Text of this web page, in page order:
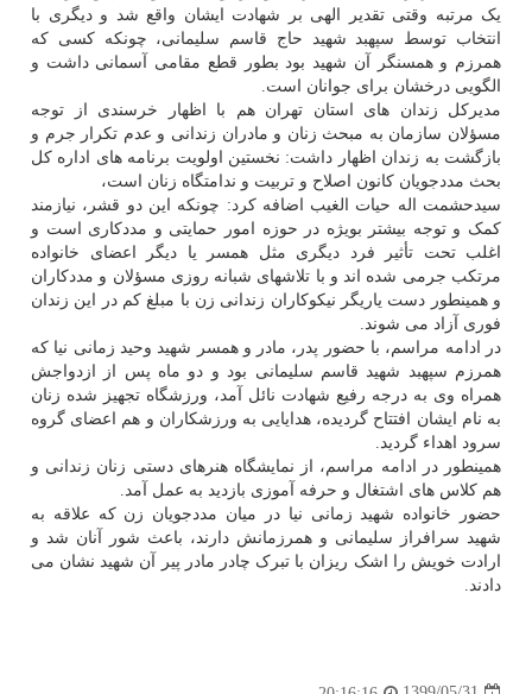
یک مرتبه وقتی تقدیر الهی بر شهادت ایشان واقع شد و دیگری با
انتخاب توسط سپهبد شهید حاج قاسم سلیمانی، چونکه کسی که
همرزم و همسنگر آن شهید بود بطور قطع مقامی آسمانی داشت و
الگویی درخشان برای جوانان است.
مدیرکل زندان های استان تهران هم با اظهار خرسندی از توجه
مسؤلان سازمان به مبحث زنان و مادران زندانی و عدم تکرار جرم و
بازگشت به زندان اظهار داشت: نخستین اولویت برنامه های اداره کل
بحث مددجویان کانون اصلاح و تربیت و ندامتگاه زنان است،
سیدحشمت اله حیات الغیب اضافه کرد: چونکه این دو قشر، نیازمند
کمک و توجه بیشتر بویژه در حوزه امور حمایتی و مددکاری است و
اغلب تحت تأثیر فرد دیگری مثل همسر یا دیگر اعضای خانواده
مرتکب جرمی شده اند و با تلاشهای شبانه روزی مسؤلان و مددکاران
و همینطور دست یاریگر نیکوکاران زندانی زن با مبلغ کم در این زندان
فوری آزاد می شوند.
در ادامه مراسم، با حضور پدر، مادر و همسر شهید وحید زمانی نیا که
همرزم سپهبد شهید قاسم سلیمانی بود و دو ماه پس از ازدواجش
همراه وی به درجه رفیع شهادت نائل آمد، ورزشگاه تجهیز شده زنان
به نام ایشان افتتاح گردیده، هدایایی به ورزشکاران و هم اعضای گروه
سرود اهداء گردید.
همینطور در ادامه مراسم، از نمایشگاه هنرهای دستی زنان زندانی و
هم کلاس های اشتغال و حرفه آموزی بازدید به عمل آمد.
حضور خانواده شهید زمانی نیا در میان مددجویان زن که علاقه به
شهید سرافراز سلیمانی و همرزمانش دارند، باعث شور آنان شد و
ارادت خویش را اشک ریزان با تبرک چادر مادر پیر آن شهید نشان می
دادند.